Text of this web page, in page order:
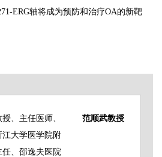
ERG轴将成为预防和治疗OA的新靶
、主任医师、
大学医学院附
任、邵逸夫医院
范顺武教授